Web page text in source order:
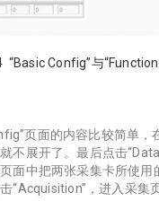
“Basic Config”与
页面的内容比较简单，
不展开了。最后点击
面中把两张采集卡所使用
“Acquisition”，进入采集